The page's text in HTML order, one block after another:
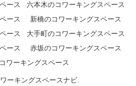
ース
六本木のコワーキングスペース
ース
新橋のコワーキングスペース
ース
大手町のコワーキングスペース
ース
赤坂のコワーキングスペース
ワーキングスペース
ーキングスペースナビ.